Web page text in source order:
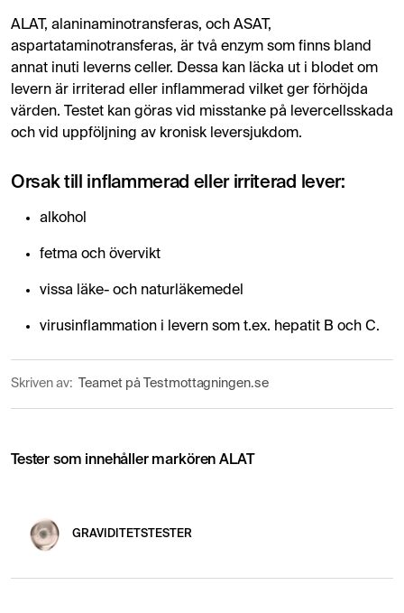
ALAT, alaninaminotransferas, och ASAT,
aspartataminotransferas, är två enzym som finns bland
annat inuti leverns celler. Dessa kan läcka ut i blodet om
levern är irriterad eller inflammerad vilket ger förhöjda
värden. Testet kan göras vid misstanke på levercellsskada
och vid uppföljning av kronisk leversjukdom.
Orsak till inflammerad eller irriterad lever:
alkohol
fetma och övervikt
vissa läke- och naturläkemedel
virusinflammation i levern som t.ex. hepatit B och C.
Skriven av: Teamet på Testmottagningen.se
Tester som innehåller markören ALAT
GRAVIDITETSTESTER